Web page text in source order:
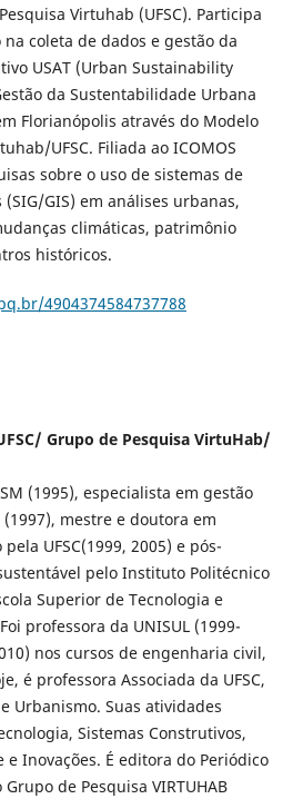
Virtuhab (UFSC). Participa
coleta de dados e gestão da
USAT (Urban Sustainability
da Sustentabilidade Urbana
Florianópolis através do Modelo
UFSC. Filiada ao ICOMOS
sobre o uso de sistemas de
GIS) em análises urbanas,
climáticas, patrimônio
históricos.
4904374584737788
Grupo de Pesquisa VirtuHab/
(1995), especialista em gestão
mestre e doutora em
UFSC(1999, 2005) e pós-
pelo Instituto Politécnico
Superior de Tecnologia e
professora da UNISUL (1999-
nos cursos de engenharia civil,
é professora Associada da UFSC,
Urbanismo. Suas atividades
Sistemas Construtivos,
Inovações. É editora do Periódico
de Pesquisa VIRTUHAB